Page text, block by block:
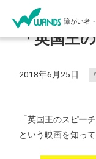
障がい者
「英国王
2018年6月25日
「英国王のスピーチ
という映画を知っ